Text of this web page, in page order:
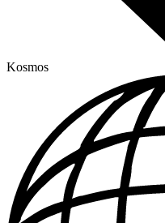
Kosmos